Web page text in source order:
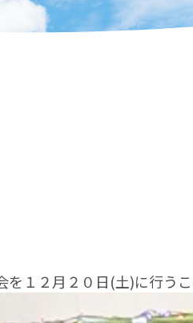
１２月２０日(土)に行うこ